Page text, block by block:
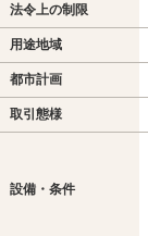
法令上の制限
用途地域
都市計画
取引態様
設備・条件